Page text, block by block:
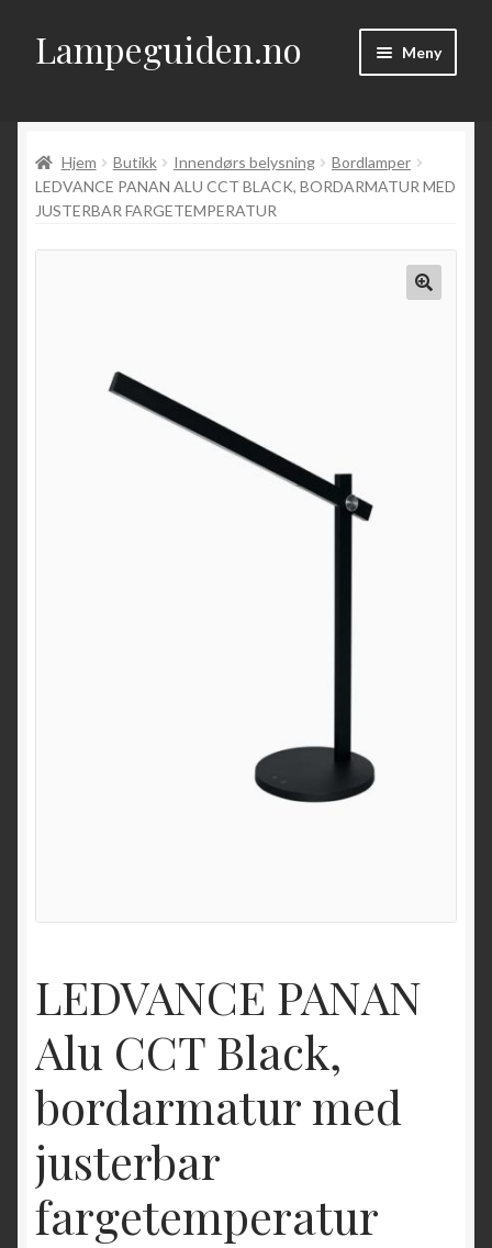
Hopp
til
Hopp
til
Lampeguiden.no Meny
Om
Artikler
Hjem Butikk Innendørs belysning
Bordlamper
LEDVANCE PANAN ALU CCT BLACK, BORDARMATUR MED
JUSTERBAR FARGETEMPERATUR
LEDVANCE PANAN
Alu CCT Black,
bordarmatur med
justerbar
fargetemperatur